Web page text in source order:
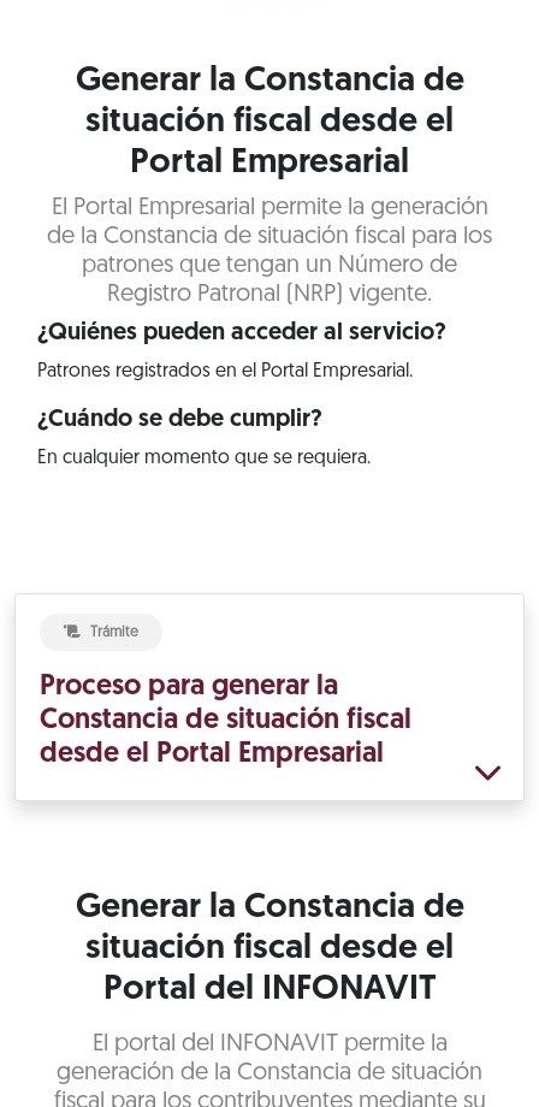
Generar la Constancia de
situación fiscal desde el
Portal Empresarial
El Portal Empresarial permite la generación
de la Constancia de situación fiscal para los
patrones que tengan un Número de
Registro Patronal (NRP) vigente.
¿Quiénes pueden acceder al servicio?
Patrones registrados en el Portal Empresarial.
¿Cuándo se debe cumplir?
En cualquier momento que se requiera.
Trámite
Proceso para generar la
Constancia de situación fiscal
desde el Portal Empresarial
Generar la Constancia de
situación fiscal desde el
Portal del INFONAVIT
El portal del INFONAVIT permite la
generación de la Constancia de situación
fiscal para los contribuyentes mediante su